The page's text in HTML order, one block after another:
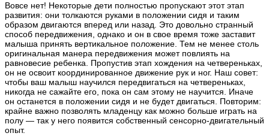
Вовсе нет! Некоторые дети полностью пропускают этот этап
развития: они толкаются руками в положении сидя и таким
образом двигаются вперед или назад. Это довольно странный
способ передвижения, однако и он в свое время тоже заставит
малыша принять вертикальное положение. Тем не менее столь
оригинальная манера передвижения может повлиять на
равновесие ребенка. Пропустив этап хождения на четвереньках,
он не освоит координированное движение рук и ног. Наш совет:
чтобы ваш малыш научился передвигаться на четвереньках,
никогда не сажайте его, пока он сам этому не научится. Иначе
он останется в положении сидя и не будет двигаться. Повторим:
крайне важно позволять младенцу как можно больше играть на
полу — так у него появится собственный сенсорно-двигательный
опыт.